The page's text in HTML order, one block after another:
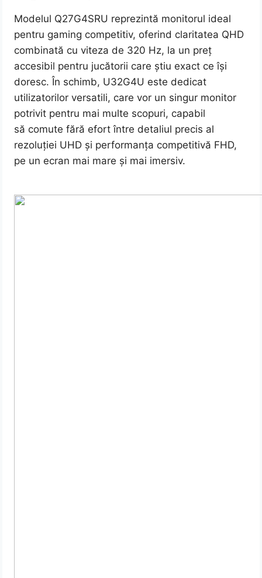
Modelul Q27G4SRU reprezintă monitorul ideal
pentru gaming competitiv, oferind claritatea QHD
combinată cu viteza de 320 Hz, la un preț
accesibil pentru jucătorii care știu exact ce își
doresc. În schimb, U32G4U este dedicat
utilizatorilor versatili, care vor un singur monitor
potrivit pentru mai multe scopuri, capabil
să comute fără efort între detaliul precis al
rezoluției UHD și performanța competitivă FHD,
pe un ecran mai mare și mai imersiv.